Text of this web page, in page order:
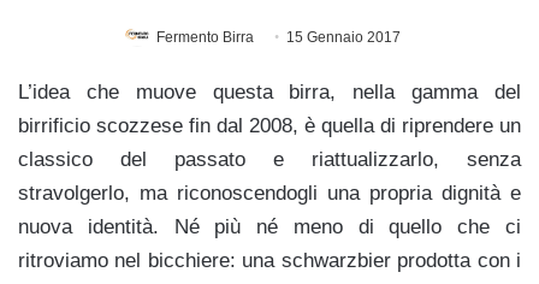
Fermento Birra 15 Gennaio 2017
L’idea che muove questa birra, nella gamma del
birrificio scozzese fin dal 2008, è quella di riprendere un
classico del passato e riattualizzarlo, senza
stravolgerlo, ma riconoscendogli una propria dignità e
nuova identità. Né più né meno di quello che ci
ritroviamo nel bicchiere: una schwarzbier prodotta con i